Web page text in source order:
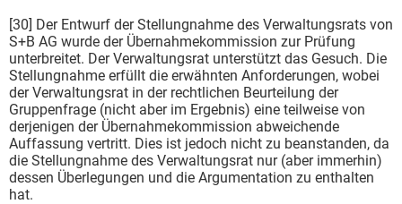
[30] Der Entwurf der Stellungnahme des Verwaltungsrats von
S+B AG wurde der Übernahmekommission zur Prüfung
unterbreitet. Der Verwaltungsrat unterstützt das Gesuch. Die
Stellungnahme erfüllt die erwähnten Anforderungen, wobei
der Verwaltungsrat in der rechtlichen Beurteilung der
Gruppenfrage (nicht aber im Ergebnis) eine teilweise von
derjenigen der Übernahmekommission abweichende
Auffassung vertritt. Dies ist jedoch nicht zu beanstanden, da
die Stellungnahme des Verwaltungsrat nur (aber immerhin)
dessen Überlegungen und die Argumentation zu enthalten
hat.